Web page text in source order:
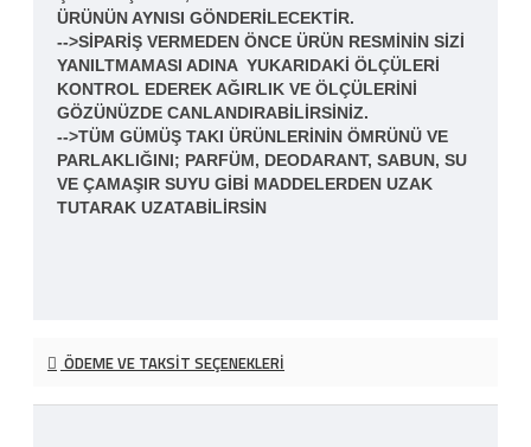
ÜRÜNÜN AYNISI GÖNDERILECEKTIR.
-->SIPARIŞ VERMEDEN ÖNCE ÜRÜN RESMININ SIZI
YANILTMAMASI ADINA YUKARIDAKI ÖLÇÜLERI
KONTROL EDEREK AĞIRLIK VE ÖLÇÜLERINI
GÖZÜNÜZDE CANLANDIRABILIRSINIZ.
-->TÜM GÜMÜŞ TAKI ÜRÜNLERININ ÖMRÜNÜ VE
PARLAKLIĞINI; PARFÜM, DEODARANT, SABUN, SU
VE ÇAMAŞIR SUYU GIBI MADDELERDEN UZAK
TUTARAK UZATABILIRSIN
ÖDEME VE TAKSIT SEÇENEKLERI